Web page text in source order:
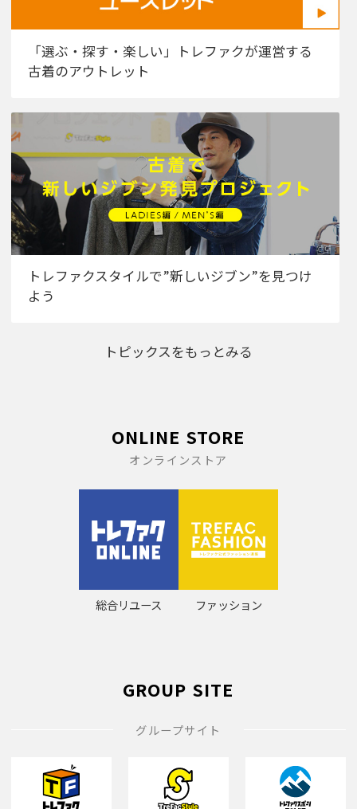
「選ぶ・探す・楽しい」トレファクが運営する
古着のアウトレット
トレファクスタイルで”新しいジブン”を見つけ
よう
トピックスをもっとみる
ONLINE STORE
オンラインストア
総合リユース ファッション
GROUP SITE
グループサイト